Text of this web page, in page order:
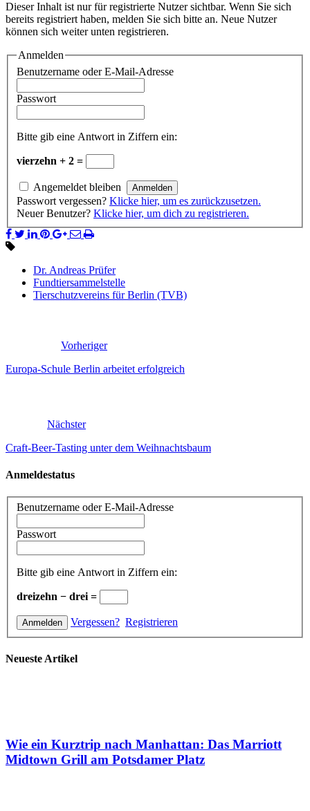
Dieser Inhalt ist nur für registrierte Nutzer sichtbar. Wenn Sie sich
bereits registriert haben, melden Sie sich bitte an. Neue Nutzer
können sich weiter unten registrieren.
Anmelden
Benutzername oder E-Mail-Adresse
Passwort
Bitte gib eine Antwort in Ziffern ein:
vierzehn + 2 =
Angemeldet bleiben
Passwort vergessen? Klicke hier, um es zurückzusetzen.
Neuer Benutzer? Klicke hier, um dich zu registrieren.
Dr. Andreas Prüfer
Fundtiersammelstelle
Tierschutzvereins für Berlin (TVB)
Vorheriger
Europa-Schule Berlin arbeitet erfolgreich
Nächster
Craft-Beer-Tasting unter dem Weihnachtsbaum
Anmeldestatus
Benutzername oder E-Mail-Adresse
Passwort
Bitte gib eine Antwort in Ziffern ein:
dreizehn − drei =
Vergessen? Registrieren
Neueste Artikel
Wie ein Kurztrip nach Manhattan: Das Marriott
Midtown Grill am Potsdamer Platz